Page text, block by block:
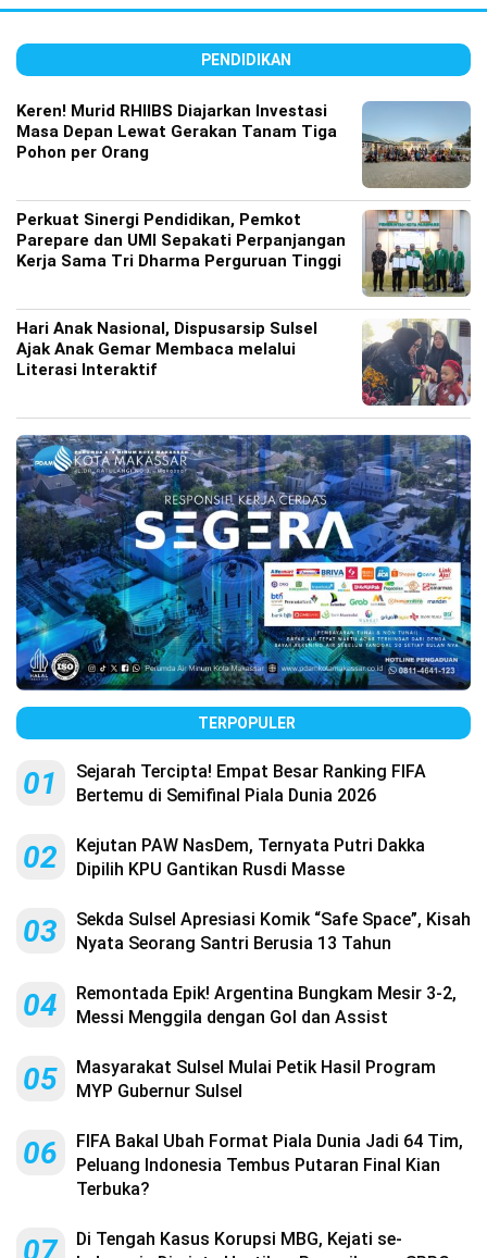
PENDIDIKAN
Keren! Murid RHIIBS Diajarkan Investasi
Masa Depan Lewat Gerakan Tanam Tiga
Pohon per Orang
Perkuat Sinergi Pendidikan, Pemkot
Parepare dan UMI Sepakati Perpanjangan
Kerja Sama Tri Dharma Perguruan Tinggi
Hari Anak Nasional, Dispusarsip Sulsel
Ajak Anak Gemar Membaca melalui
Literasi Interaktif
TERPOPULER
01
Sejarah Tercipta! Empat Besar Ranking FIFA
Bertemu di Semifinal Piala Dunia 2026
02
Kejutan PAW NasDem, Ternyata Putri Dakka
Dipilih KPU Gantikan Rusdi Masse
03
Sekda Sulsel Apresiasi Komik “Safe Space”, Kisah
Nyata Seorang Santri Berusia 13 Tahun
04
Remontada Epik! Argentina Bungkam Mesir 3-2,
Messi Menggila dengan Gol dan Assist
05
Masyarakat Sulsel Mulai Petik Hasil Program
MYP Gubernur Sulsel
06
FIFA Bakal Ubah Format Piala Dunia Jadi 64 Tim,
Peluang Indonesia Tembus Putaran Final Kian
Terbuka?
07
Di Tengah Kasus Korupsi MBG, Kejati se-